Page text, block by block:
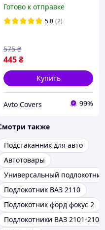
Готово к отправке
5.0 (2)
445₴
575 ₴
Купить
Avto Covers 99%
также
Подстаканник для авто
Автотовары
Универсальный подлокотник
Подлокотник ВАЗ 2110
Подлокотник форд фокус 2
Подлокотники ВАЗ 2101-2107